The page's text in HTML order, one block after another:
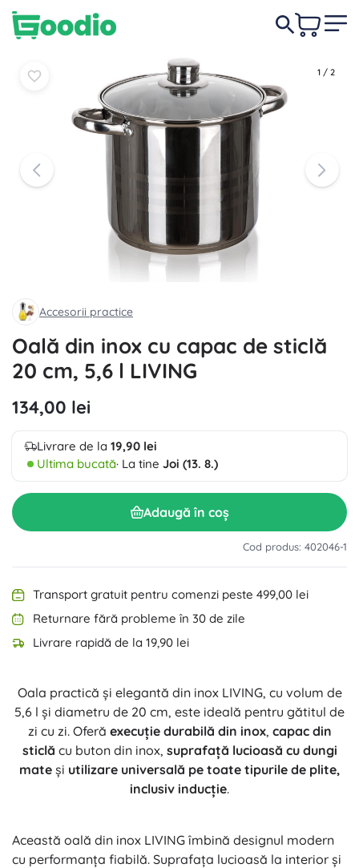
1 / 2
Accesorii practice
Oală din inox cu capac de sticlă
20 cm, 5,6 l LIVING
134,00 lei
Livrare de la 19,90 lei
Ultima bucată· La tine Joi (13. 8.)
Adaugă în coș
Cod produs: 402046-1
Transport gratuit pentru comenzi peste 499,00 lei
Returnare fără probleme în 30 de zile
Livrare rapidă de la 19,90 lei
Oala practică și elegantă din inox LIVING, cu volum de
5,6 l și diametru de 20 cm, este ideală pentru gătitul de
zi cu zi. Oferă execuție durabilă din inox, capac din
sticlă cu buton din inox, suprafață lucioasă cu dungi
mate și utilizare universală pe toate tipurile de plite,
inclusiv inducție.
Această oală din inox LIVING îmbină designul modern
cu performanța fiabilă. Suprafața lucioasă la interior și
134,00 lei În coșÎn coș